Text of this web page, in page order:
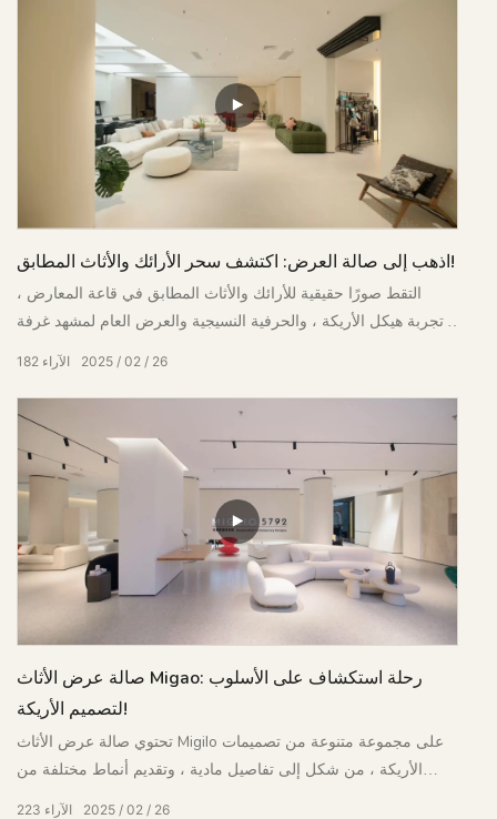
اذهب إلى صالة العرض: اكتشف سحر الأرائك والأثاث المطابق!
التقط صورًا حقيقية للأرائك والأثاث المطابق في قاعة المعارض ،
وتجربة هيكل الأريكة ، والحرفية النسيجية والعرض العام لمشهد غرفة
النوم عن قرب
2025 02 26
182 الآراء
صالة عرض الأثاث Migao: رحلة استكشاف على الأسلوب
لتصميم الأريكة!
تحتوي صالة عرض الأثاث Migilo على مجموعة متنوعة من تصميمات
الأريكة ، من شكل إلى تفاصيل مادية ، وتقديم أنماط مختلفة من
2025 02 26
223 الآراء